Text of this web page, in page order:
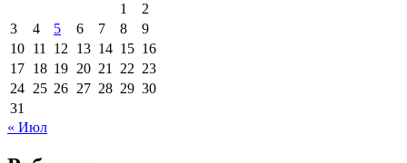
1
2
3
4 5 6 7 8
9
10 11 12 13 14 15 16
17 18 19 20 21 22 23
24 25 26 27 28 29 30
31
« Июл